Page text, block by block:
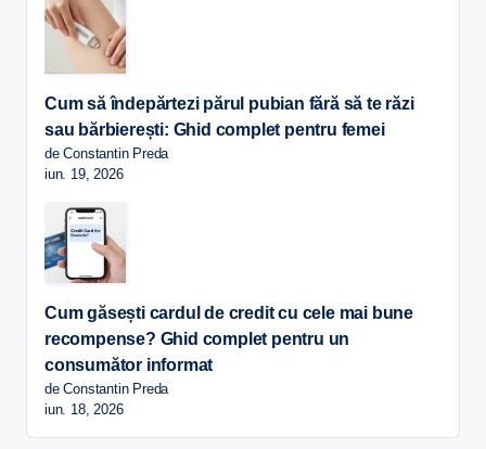
Cum să îndepărtezi părul pubian fără să te răzi
sau bărbierești: Ghid complet pentru femei
de Constantin Preda
iun. 19, 2026
Cum găsești cardul de credit cu cele mai bune
recompense? Ghid complet pentru un
consumător informat
de Constantin Preda
iun. 18, 2026